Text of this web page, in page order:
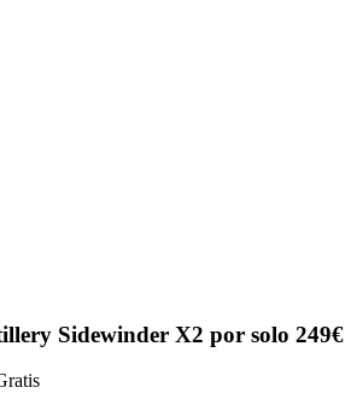
Sidewinder X2 por solo 249€